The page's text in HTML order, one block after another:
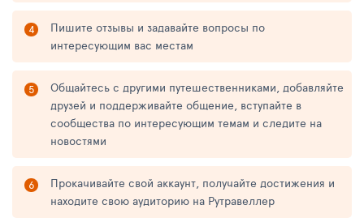
Пишите отзывы и задавайте вопросы по
интересующим вас местам
Общайтесь с другими путешественниками, добавляйте
друзей и поддерживайте общение, вступайте в
сообщества по интересующим темам и следите на
новостями
Прокачивайте свой аккаунт, получайте достижения и
находите свою аудиторию на Рутравеллер